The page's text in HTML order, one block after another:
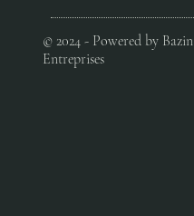
© 2024 - Powered by Bazin
Entreprises